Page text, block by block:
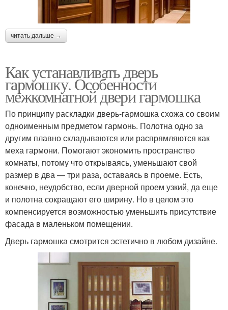
читать дальше →
Как устанавливать дверь
гармошку. Особенности
межкомнатной двери гармошка
По принципу раскладки дверь-гармошка схожа со своим
одноименным предметом гармонь. Полотна одно за
другим плавно складываются или распрямляются как
меха гармони. Помогают экономить пространство
комнаты, потому что открываясь, уменьшают свой
размер в два — три раза, оставаясь в проеме. Есть,
конечно, неудобство, если дверной проем узкий, да еще
и полотна сокращают его ширину. Но в целом это
компенсируется возможностью уменьшить присутствие
фасада в маленьком помещении.
Дверь гармошка смотрится эстетично в любом дизайне.